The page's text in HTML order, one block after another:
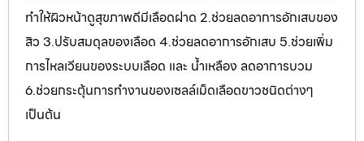
ทำให้ผิวหน้าดูสุขภาพดีมีเลือดฝาด 2.ช่วยลดอาการอักเสบของ
สิว 3.ปรับสมดุลของเลือด 4.ช่วยลดอาการอักเสบ 5.ช่วยเพิ่ม
การไหลเวียนของระบบเลือด และ น้ำเหลือง ลดอาการบวม
6.ช่วยกระตุ้นการทำงานของเซลล์เม็ดเลือดขาวชนิดต่างๆ
เป็นต้น